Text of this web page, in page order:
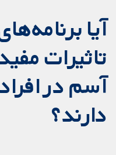
آیا
تاثیرات
آسم در
دارند؟